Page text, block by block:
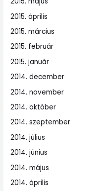
2015. április
2015. március
2015. február
2015. január
2014. december
2014. november
2014. október
2014. szeptember
2014. július
2014. június
2014. május
2014. április